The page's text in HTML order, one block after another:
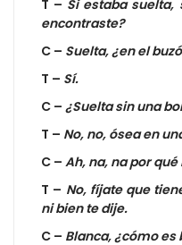
T – Si estaba suelta,
encontraste?
C – Suelta, ¿en el
T – Sí.
C – ¿Suelta sin una
T – No, no, ósea en
C – Ah, na, na por
T – No, fíjate que
ni bien te dije.
C – Blanca, ¿cómo es